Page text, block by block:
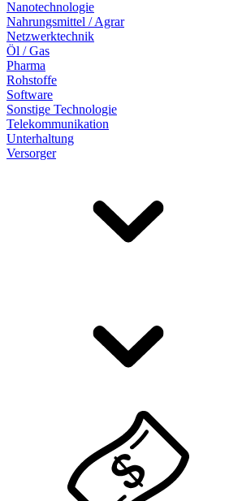
Nanotechnologie
Nahrungsmittel / Agrar
Netzwerktechnik
Öl / Gas
Pharma
Rohstoffe
Software
Sonstige Technologie
Telekommunikation
Unterhaltung
Versorger